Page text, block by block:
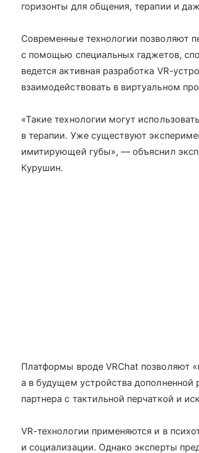
горизонты для общения, терапии и
Современные технологии позволяют
с помощью специальных гаджетов,
ведется активная разработка VR-
взаимодействовать в виртуальном
«Такие технологии могут
в терапии. Уже существуют
имитирующей губы», — объяснил
Курушин.
Платформы вроде VRChat позволяют
а в будущем устройства дополненной
партнера с тактильной перчаткой и
VR-технологии применяются и в
и социализации. Однако эксперты